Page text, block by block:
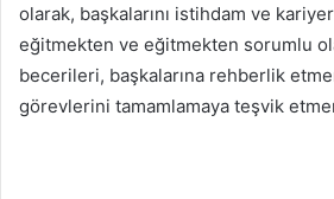
olarak, başkalarını istihdam ve
eğitmekten ve eğitmekten sorumlu
becerileri, başkalarına rehberlik
görevlerini tamamlamaya teşvik